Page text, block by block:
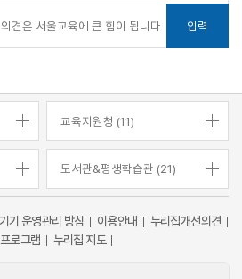
입력
교육지원청 (11)
도서관&평생학습관 (21)
기 운영관리 방침 이용안내
누리집개선의견
로그램
누리집 지도